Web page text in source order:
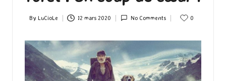
Posted
By LuCioLe 12 mars 2020 No Comments 0